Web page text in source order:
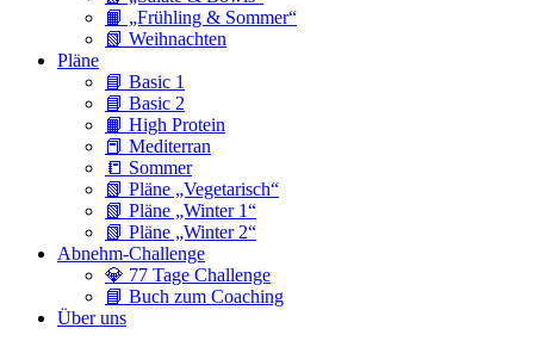
📙 „Frühling & Sommer“
📗 Weihnachten
Pläne
📘 Basic 1
📘 Basic 2
📙 High Protein
📕 Mediterran
📒 Sommer
📗 Pläne „Vegetarisch“
📗 Pläne „Winter 1“
📗 Pläne „Winter 2“
Abnehm-Challenge
💎 77 Tage Challenge
📘 Buch zum Coaching
Über uns